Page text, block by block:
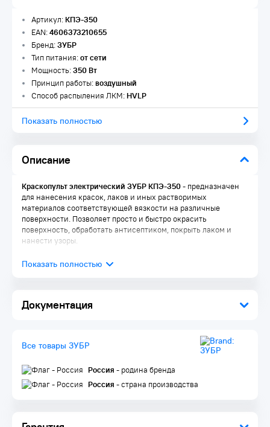
Описание
Документация
Артикул:КПЭ-350
EAN:4606373210655
Бренд:ЗУБР
Тип питания:от сети
Мощность:350 Вт
Принцип работы:воздушный
Способ распыления ЛКМ:HVLP
Показать полностью
Краскопульт электрический ЗУБР КПЭ-350- предназначен
для нанесения красок, лаков и иных растворимых
материалов соответствующей вязкости на различные
поверхности. Позволяет просто и быстро окрасить
поверхность, обработать антисептиком, покрыть лаком и
нанести узоры.
Подходит для широкого круга материалов
Регулировка расхода позволяет использовать материалы
и выполнять разнообразные работы (окраска, покрытие,
опрыскивание)
Регулировка формы сопла для горизонтальной и
вертикальной окраски, а также для труднодоступных
Сниженные вибрация и шум по сравнению с
Все товары ЗУБР
Россия - родина бренда
Россия - страна производства